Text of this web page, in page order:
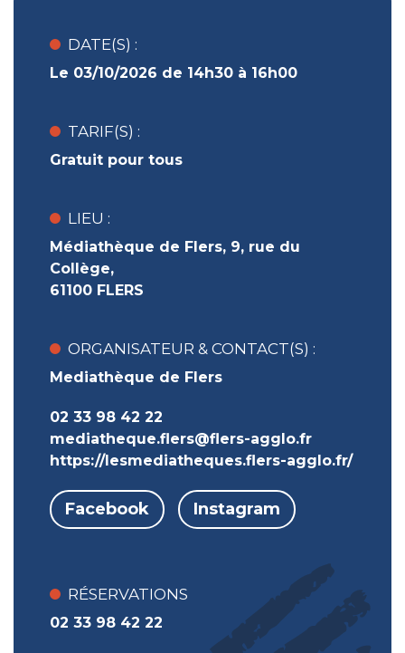
DATE(S) :
Le 03/10/2026 de 14h30 à 16h00
TARIF(S) :
Gratuit pour tous
LIEU :
Médiathèque de Flers, 9, rue du
Collège,
61100 FLERS
ORGANISATEUR & CONTACT(S) :
Mediathèque de Flers
02 33 98 42 22
mediatheque.flers@flers-agglo.fr
https://lesmediatheques.flers-agglo.fr/
Facebook Instagram
RÉSERVATIONS
02 33 98 42 22